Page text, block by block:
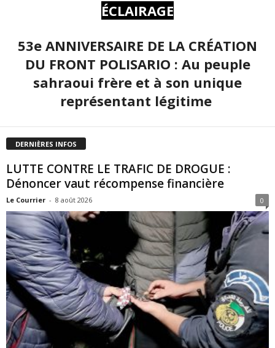
ÉCLAIRAGE
53e ANNIVERSAIRE DE LA CRÉATION
DU FRONT POLISARIO : Au peuple
sahraoui frère et à son unique
représentant légitime
DERNIÈRES INFOS
LUTTE CONTRE LE TRAFIC DE DROGUE :
Dénoncer vaut récompense financière
Le Courrier - 8 août 2026 0